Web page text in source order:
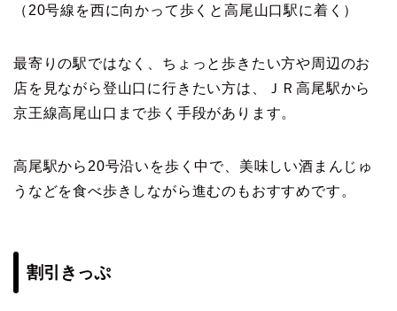
（20号線を西に向かって歩くと高尾山口駅に着く）
最寄りの駅ではなく、ちょっと歩きたい方や周辺のお
店を見ながら登山口に行きたい方は、ＪＲ高尾駅から
京王線高尾山口まで歩く手段があります。
高尾駅から20号沿いを歩く中で、美味しい酒まんじゅ
うなどを食べ歩きしながら進むのもおすすめです。
割引きっぷ